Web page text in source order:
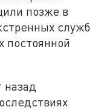
позже в
служб
постоянной
назад